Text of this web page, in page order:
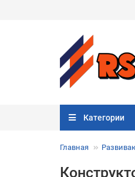
Категории
Главная